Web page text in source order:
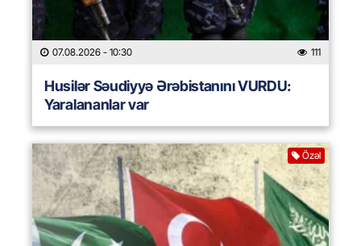
07.08.2026 - 10:30 111
Husilər Səudiyyə Ərəbistanını VURDU:
Yaralananlar var
Özəl